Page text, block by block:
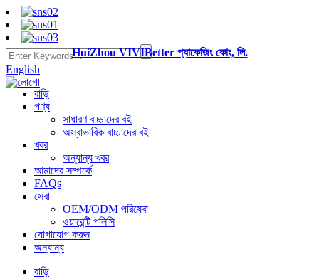
English
HuiZhou VIVIBetter প্যাকেজিং কোং, লি.
বাড়ি
পণ্য
সাধারণ বাচ্চাদের বই
অস্বাভাবিক বাচ্চাদের বই
খবর
অন্যান্য খবর
আমাদের সম্পর্কে
FAQs
সেবা
OEM/ODM পরিষেবা
ওয়ারেন্টি পলিসি
যোগাযোগ করুন
অন্যান্য
বাড়ি